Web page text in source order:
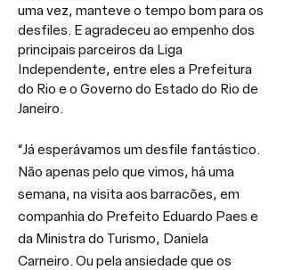
uma vez, manteve o tempo bom para os
desfiles. E agradeceu ao empenho dos
principais parceiros da Liga
Independente, entre eles a Prefeitura
do Rio e o Governo do Estado do Rio de
Janeiro.
“Já esperávamos um desfile fantástico.
Não apenas pelo que vimos, há uma
semana, na visita aos barracões, em
companhia do Prefeito Eduardo Paes e
da Ministra do Turismo, Daniela
Carneiro. Ou pela ansiedade que os